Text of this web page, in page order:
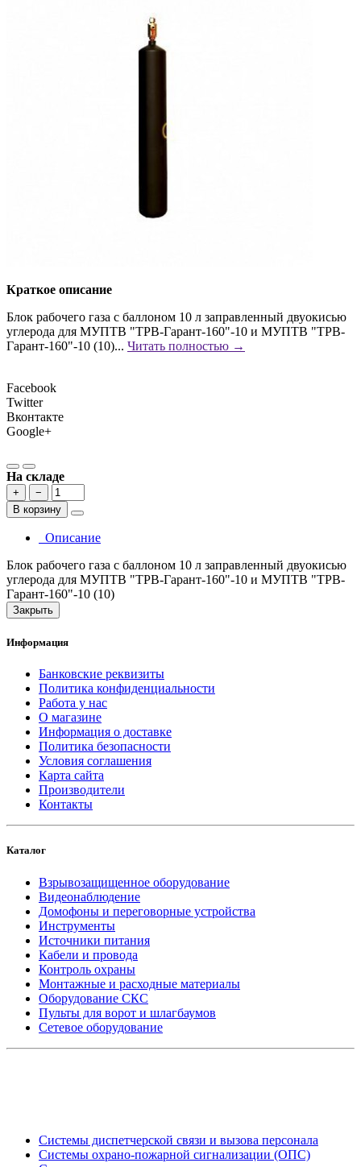
Краткое описание
Блок рабочего газа с баллоном 10 л заправленный двуокисью
углерода для МУПТВ "ТРВ-Гарант-160"-10 и МУПТВ "ТРВ-
Гарант-160"-10 (10)... Читать полностью →
Facebook
Twitter
Вконтакте
Google+
На складе
+
−
В корзину
Описание
Блок рабочего газа с баллоном 10 л заправленный двуокисью
углерода для МУПТВ "ТРВ-Гарант-160"-10 и МУПТВ "ТРВ-
Гарант-160"-10 (10)
Закрыть
Информация
Банковские реквизиты
Политика конфиденциальности
Работа у нас
О магазине
Информация о доставке
Политика безопасности
Условия соглашения
Карта сайта
Производители
Контакты
Каталог
Взрывозащищенное оборудование
Видеонаблюдение
Домофоны и переговорные устройства
Инструменты
Источники питания
Кабели и провода
Контроль охраны
Монтажные и расходные материалы
Оборудование СКС
Пульты для ворот и шлагбаумов
Сетевое оборудование
Системы диспетчерской связи и вызова персонала
Системы охрано-пожарной сигнализации (ОПС)